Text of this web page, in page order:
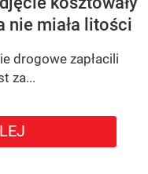
nie miała litości
drogowe zapłacili
za...